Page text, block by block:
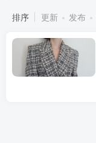
排序 更新 发布